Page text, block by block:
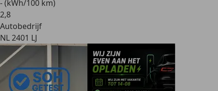
- (kWh/100 km)
2,8
Autobedrijf
NL 2401 LJ